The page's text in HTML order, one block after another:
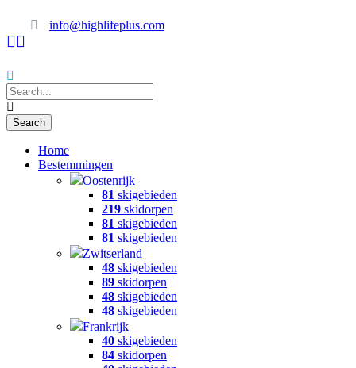
info@highlifeplus.com
Home
Bestemmingen
Oostenrijk
81 skigebieden
219 skidorpen
81 skigebieden
81 skigebieden
Zwitserland
48 skigebieden
89 skidorpen
48 skigebieden
48 skigebieden
Frankrijk
40 skigebieden
84 skidorpen